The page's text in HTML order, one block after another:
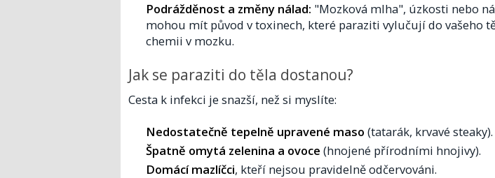
Podrážděnost a změny nálad: "Mozková mlha", úzkosti nebo
mohou mít původ v toxinech, které paraziti vylučují do vašeho
chemii v mozku.
Jak se paraziti do těla dostanou?
Cesta k infekci je snazší, než si myslíte:
Nedostatečně tepelně upravené maso (tatarák, krvavé steaky).
Špatně omytá zelenina a ovoce (hnojené přírodními hnojivy).
Domácí mazlíčci, kteří nejsou pravidelně odčervováni.